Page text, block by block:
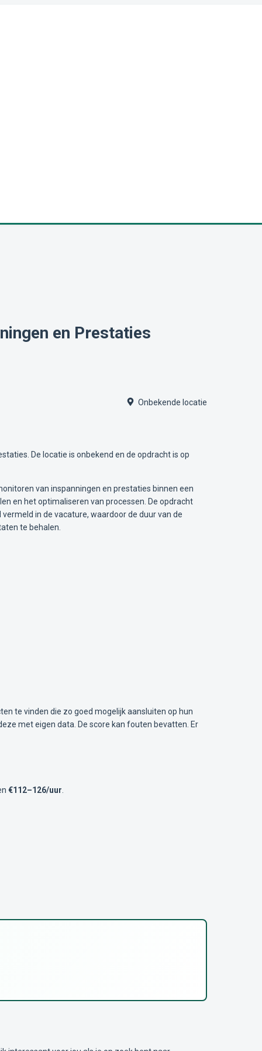
en Prestaties
Onbekende locatie
De locatie is onbekend en de opdracht is op
van inspanningen en prestaties binnen een
en het optimaliseren van processen. De opdracht
in de vacature, waardoor de duur van de
te behalen.
te vinden die zo goed mogelijk aansluiten op hun
met eigen data. De score kan fouten bevatten. Er
€112–126/uur